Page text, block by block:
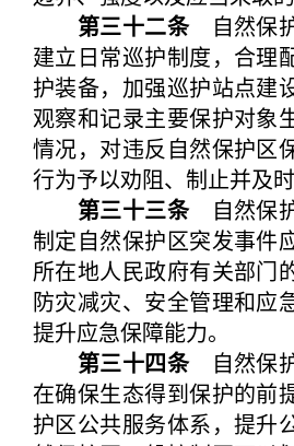
第三十二条自然保护
建立日常巡护制度，合理
护装备，加强巡护站点建
观察和记录主要保护对象
情况，对违反自然保护区
行为予以劝阻、制止并及时
第三十三条自然保护
制定自然保护区突发事件
所在地人民政府有关部门
防灾减灾、安全管理和应
提升应急保障能力。
第三十四条自然保护
在确保生态得到保护的前
护区公共服务体系，提升